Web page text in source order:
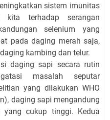
sistem imunitas
terhadap serangan
selenium yang
pada daging merah saja,
kambing dan telur.
daging sapi secara rutin
masalah seputar
yang dilakukan WHO
daging sapi mengandung
cukup tinggi. Kedua